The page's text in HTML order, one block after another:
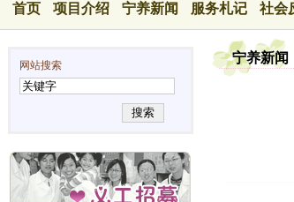
首页 项目介绍 宁养新闻 服务札记 社会
网站搜索
搜索
宁养新闻